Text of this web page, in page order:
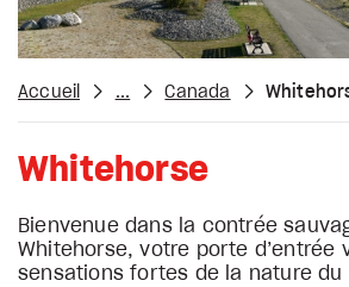
Accueil ... Canada
Whitehorse
Bienvenue dans la contrée
Whitehorse, votre porte d’entrée
sensations fortes de la nature du